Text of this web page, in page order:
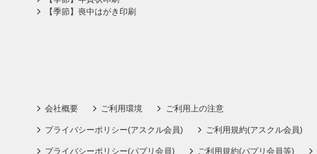
【季節】喪中はがき印刷
会社概要 ご利用環境 ご利用上の注意
プライバシーポリシー(アスクル会員) ご利用規約(アスクル会員)
プライバシーポリシー(パプリ会員) ご利用規約(パプリ会員等)